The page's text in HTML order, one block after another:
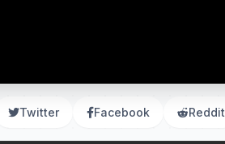
Twitter Facebook Reddit